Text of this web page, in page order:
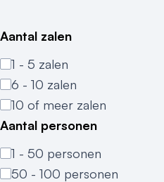
Aantal zalen
1 - 5 zalen
6 - 10 zalen
10 of meer zalen
Aantal personen
1 - 50 personen
50 - 100 personen